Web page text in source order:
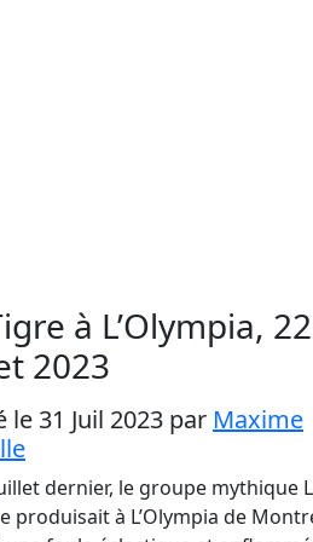
à L’Olympia, 22
2023
le 31 Juil 2023 par Maxime
dernier, le groupe mythique
produisait à L’Olympia de